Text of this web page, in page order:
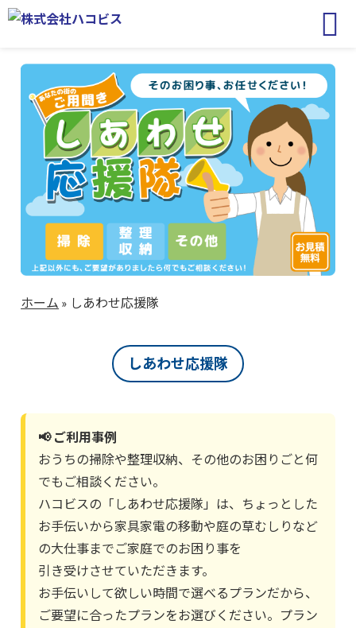
ホーム » しあわせ応援隊
しあわせ応援隊
📢 ご利用事例
おうちの掃除や整理収納、その他のお困りごと何
でもご相談ください。
ハコビスの「しあわせ応援隊」は、ちょっとした
お手伝いから家具家電の移動や庭の草むしりなど
の大仕事までご家庭でのお困り事を
引き受けさせていただきます。
お手伝いして欲しい時間で選べるプランだから、
ご要望に合ったプランをお選びください。プラン